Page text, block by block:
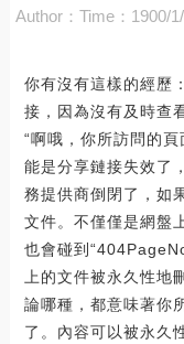
Author： Time：1900/
你有沒有這樣的經歷
接，因為沒有及時查
“啊哦，你所訪問的
能是分享鏈接失效了
務提供商倒閉了，如
文件。不僅僅是網盤
也會碰到
上的文件被永久性地
論哪種，都意味著你
了。內容可以被永久